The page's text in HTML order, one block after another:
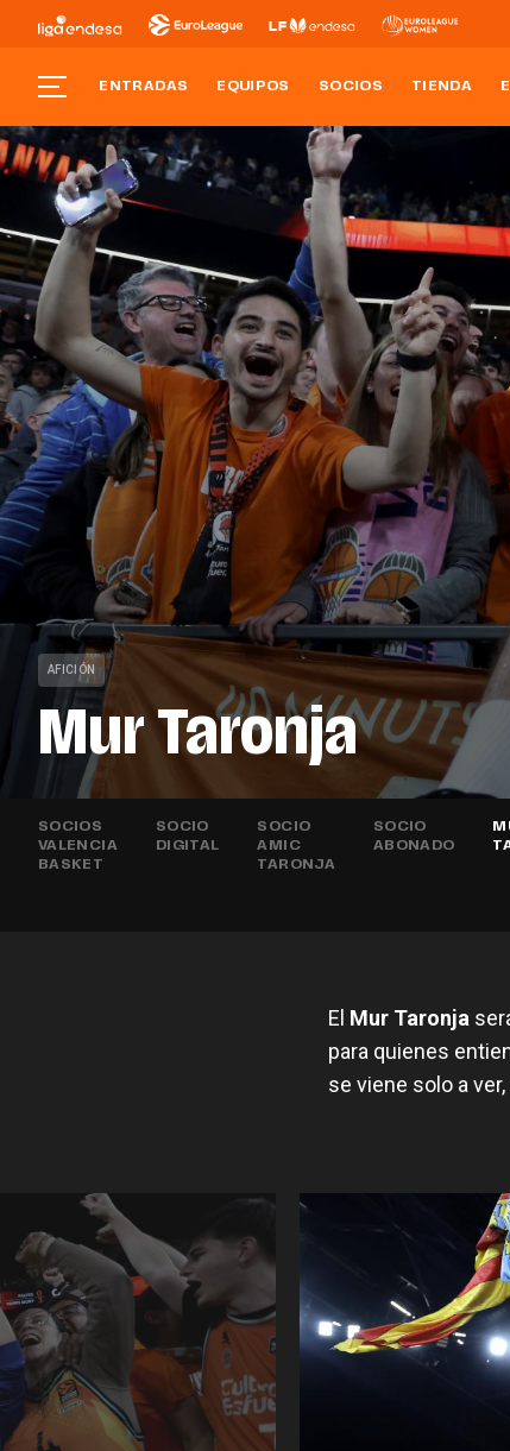
ENTRADAS EQUIPOS SOCIOS TIENDA
AFICIÓN
Mur Taronja
SOCIOS
VALENCIA
BASKET
SOCIO
DIGITAL
SOCIO
AMIC
TARONJA
SOCIO
ABONADO
El Mur Taronja
para quienes
se viene solo a